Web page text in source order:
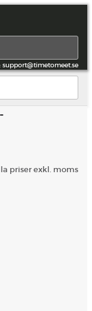
support@timetomeet.se
priser exkl. moms